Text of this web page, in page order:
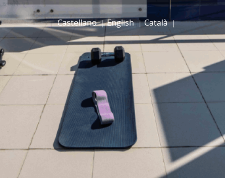
|Castellano|English|Català|